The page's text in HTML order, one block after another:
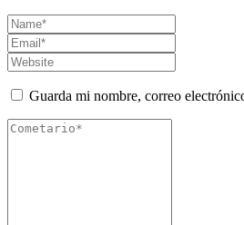
Guarda mi nombre, correo